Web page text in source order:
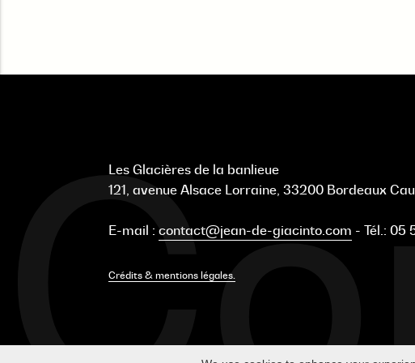
Les Glacières de la banlieue
121, avenue Alsace Lorraine, 33200 Bordeaux
E-mail :contact@jean-de-giacinto.com -Tél.: 05
Crédits & mentions légales.